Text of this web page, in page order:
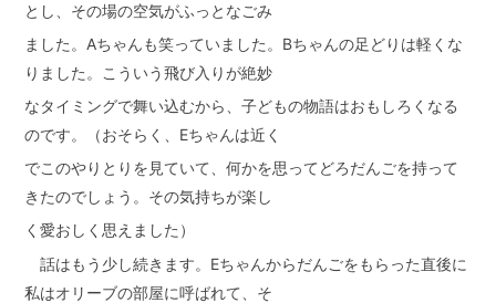
とし、その場の空気がふっとなごみ
ました。Aちゃんも笑っていました。Bちゃんの足どりは軽くな
りました。こういう飛び入りが絶妙
なタイミングで舞い込むから、子どもの物語はおもしろくなる
のです。（おそらく、Eちゃんは近く
でこのやりとりを見ていて、何かを思ってどろだんごを持って
きたのでしょう。その気持ちが楽し
く愛おしく思えました）
話はもう少し続きます。Eちゃんからだんごをもらった直後に
私はオリーブの部屋に呼ばれて、そ